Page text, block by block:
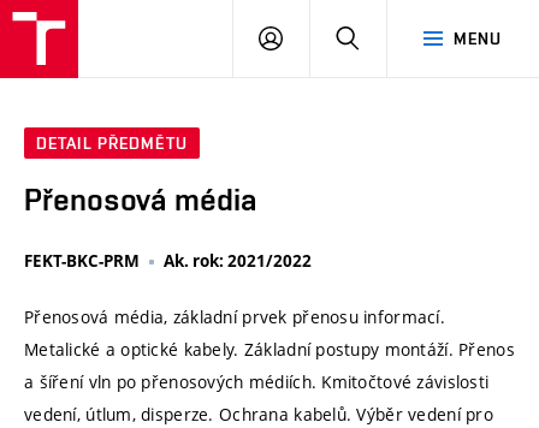
MENU
PŘIHLÁSIT
DETAIL PŘEDMĚTU
Přenosová média
FEKT-BKC-PRM Ak. rok: 2021/2022
Přenosová média, základní prvek přenosu informací.
Metalické a optické kabely. Základní postupy montáží. Přenos
a šíření vln po přenosových médiích. Kmitočtové závislosti
vedení, útlum, disperze. Ochrana kabelů. Výběr vedení pro